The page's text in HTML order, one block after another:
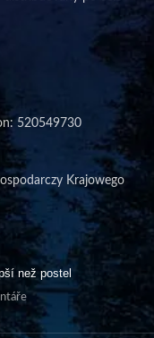
520549730
Krajowego
než postel